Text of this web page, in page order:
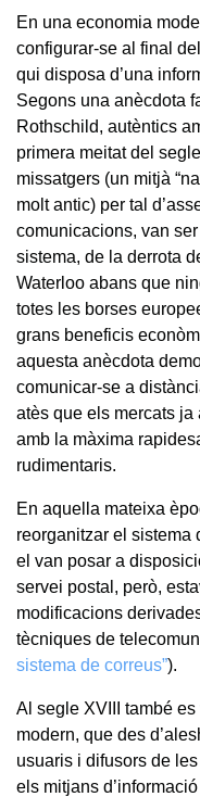
En una economia
configurar-se al final
qui disposa d’una
Segons una anècdota
Rothschild, autèntics
primera meitat del
missatgers (un mitjà
molt antic) per tal
comunicacions, van
sistema, de la derrota
Waterloo abans que
totes les borses
grans beneficis
aquesta anècdota
comunicar-se a
atès que els mercats
amb la màxima
rudimentaris.
En aquella mateixa
reorganitzar el sistema
el van posar a
servei postal, però,
modificacions
tècniques de
sistema de correus”).
Al segle XVIII també
modern, que des
usuaris i difusors de
els mitjans